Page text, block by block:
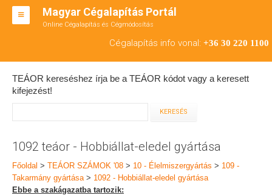
Magyar Cégalapítás Portál
Online Cégalapítás és Cégmódosítás
Cégalapítás info vonal: +36 30 220 1100
BT ALAPÍTÁS
RT ALAPÍTÁS
TEÁOR SZÁMOK '08
ENGEDÉLYKÖTELES
TEÁOR kereséshez írja be a TEÁOR kódot vagy a keresett
kifejezést!
1092 teáor - Hobbiállat-eledel gyártása
Főoldal > TEÁOR SZÁMOK '08 > 10 - Élelmiszergyártás > 109 -
Takarmány gyártása> 1092 - Hobbiállat-eledel gyártása
Ebbe a szakágazatba tartozik: